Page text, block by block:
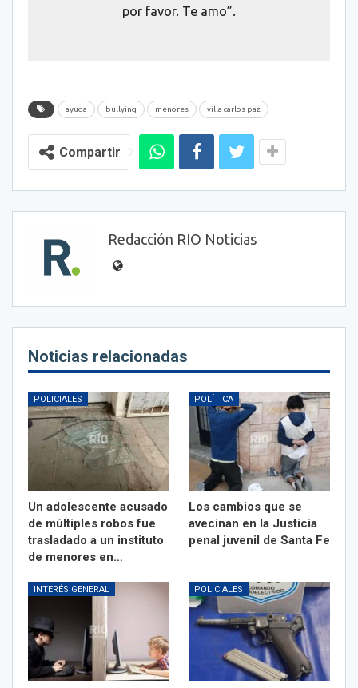
por favor. Te amo”.
ayuda bullying menores villa carlos paz
Compartir
Redacción RIO Noticias
Noticias relacionadas
POLICIALES
Un adolescente acusado
de múltiples robos fue
trasladado a un instituto
de menores en…
POLÍTICA
Los cambios que se
avecinan en la Justicia
penal juvenil de Santa Fe
INTERÉS GENERAL POLICIALES